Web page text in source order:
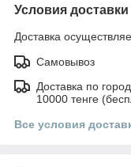
Условия доставки
Доставка
Самовывоз
Доставка по
10000 тенге
Все условия